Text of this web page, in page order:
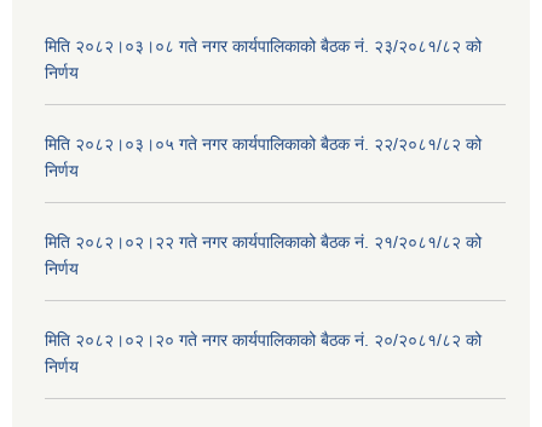
मिति २०८२।०३।०८ गते नगर कार्यपालिकाको बैठक नं. २३/२०८१/८२ को
निर्णय
मिति २०८२।०३।०५ गते नगर कार्यपालिकाको बैठक नं. २२/२०८१/८२ को
निर्णय
मिति २०८२।०२।२२ गते नगर कार्यपालिकाको बैठक नं. २१/२०८१/८२ को
निर्णय
मिति २०८२।०२।२० गते नगर कार्यपालिकाको बैठक नं. २०/२०८१/८२ को
निर्णय